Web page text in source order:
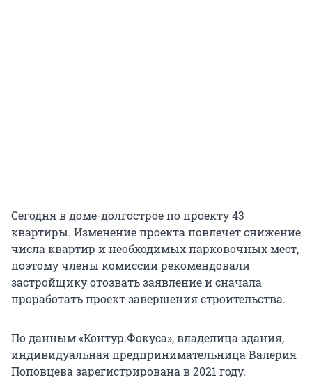
Сегодня в доме-долгострое по проекту 43
квартиры. Изменение проекта повлечет снижение
числа квартир и необходимых парковочных мест,
поэтому члены комиссии рекомендовали
застройщику отозвать заявление и сначала
проработать проект завершения строительства.
По данным «Контур.Фокуса», владелица здания,
индивидуальная предпринимательница Валерия
Поповцева зарегистрирована в 2021 году.